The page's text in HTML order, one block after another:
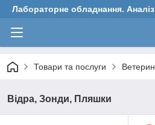
Лабораторне обладнання.
Товари та послуги
Відра, Зонди, Пляшки